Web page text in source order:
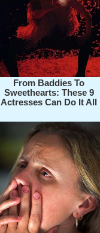
From Baddies To
Sweethearts: These 9
Actresses Can Do It All